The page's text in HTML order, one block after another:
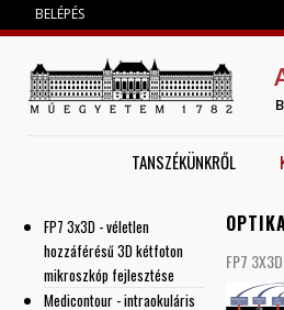
BELÉPÉS
TANSZÉKÜNKRŐL
FP7
FP7 3x3D - véletlen
hozzáférésű 3D kétfoton
mikroszkóp fejlesztése
Medicontour - intraokuláris